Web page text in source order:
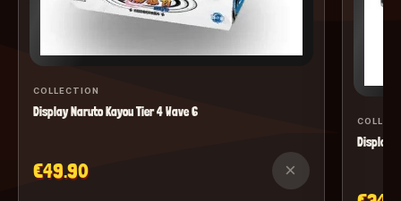
COLLECTION
Display Naruto Kayou Tier 4 Wave 6
€49.90 ×
Display